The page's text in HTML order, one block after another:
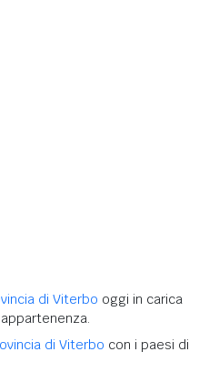
di Viterbo oggi in carica
di Viterbo con i paesi di